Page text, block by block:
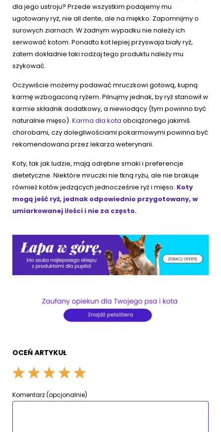
dla jego ustroju? Przede wszystkim podajemy mu
ugotowany ryż, nie all dente, ale na miękko. Zapomnijmy o
surowych ziarnach. W żadnym wypadku nie należy ich
serwować kotom. Ponadto kot lepiej przyswaja biały ryż,
zatem dokładnie taki rodzaj tego produktu należy mu
szykować.
Oczywiście możemy podawać mruczkowi gotową, kupną
karmę wzbogaconą ryżem. Pilnujmy jednak, by ryż stanowił w
karmie składnik dodatkowy, a niewiodący (tym powinno być
naturalnie mięso). Karma dla kota obciążonego jakimiś
chorobami, czy dolegliwościami pokarmowymi powinna być
rekomendowana przez lekarza weterynarii.
Koty, tak jak ludzie, mają odrębne smaki i preferencje
dietetyczne. Niektóre mruczki nie tkną ryżu, ale nie brakuje
również kotów jedzących jednocześnie ryż i mięso. Koty
mogą jeść ryż, jednak odpowiednio przygotowany, w
umiarkowanej ilości i nie za często.
OCEŃ ARTYKUŁ
Komentarz (opcjonalnie)